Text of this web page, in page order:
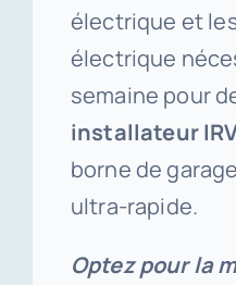
électrique et
électrique
semaine pour
installateur
borne de
ultra-rapide.
Optez pour la